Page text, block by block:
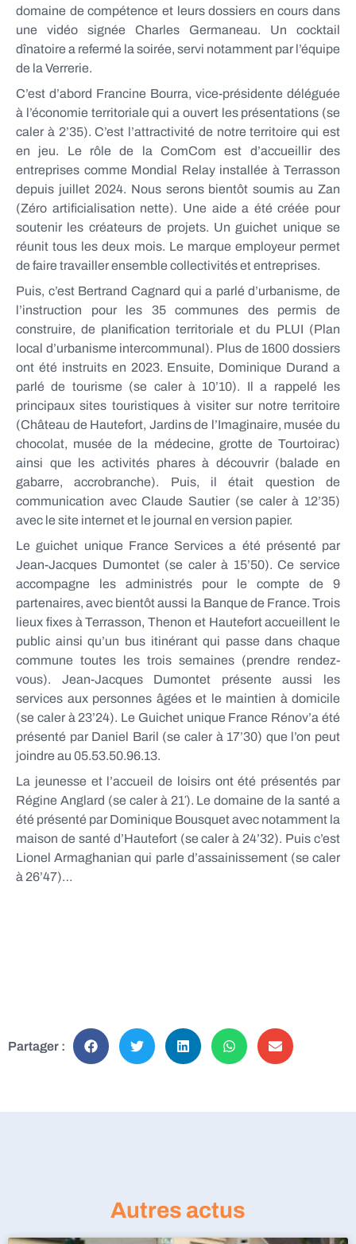
domaine de compétence et leurs dossiers en cours dans
une vidéo signée Charles Germaneau. Un cocktail
dînatoire a refermé la soirée, servi notamment par l’équipe
de la Verrerie.
C’est d’abord Francine Bourra, vice-présidente déléguée
à l’économie territoriale qui a ouvert les présentations (se
caler à 2’35). C’est l’attractivité de notre territoire qui est
en jeu. Le rôle de la ComCom est d’accueillir des
entreprises comme Mondial Relay installée à Terrasson
depuis juillet 2024. Nous serons bientôt soumis au Zan
(Zéro artificialisation nette). Une aide a été créée pour
soutenir les créateurs de projets. Un guichet unique se
réunit tous les deux mois. Le marque employeur permet
de faire travailler ensemble collectivités et entreprises.
Puis, c’est Bertrand Cagnard qui a parlé d’urbanisme, de
l’instruction pour les 35 communes des permis de
construire, de planification territoriale et du PLUI (Plan
local d’urbanisme intercommunal). Plus de 1600 dossiers
ont été instruits en 2023. Ensuite, Dominique Durand a
parlé de tourisme (se caler à 10’10). Il a rappelé les
principaux sites touristiques à visiter sur notre territoire
(Château de Hautefort, Jardins de l’Imaginaire, musée du
chocolat, musée de la médecine, grotte de Tourtoirac)
ainsi que les activités phares à découvrir (balade en
gabarre, accrobranche). Puis, il était question de
communication avec Claude Sautier (se caler à 12’35)
avec le site internet et le journal en version papier.
Le guichet unique France Services a été présenté par
Jean-Jacques Dumontet (se caler à 15’50). Ce service
accompagne les administrés pour le compte de 9
partenaires, avec bientôt aussi la Banque de France. Trois
lieux fixes à Terrasson, Thenon et Hautefort accueillent le
public ainsi qu’un bus itinérant qui passe dans chaque
commune toutes les trois semaines (prendre rendez-
vous). Jean-Jacques Dumontet présente aussi les
services aux personnes âgées et le maintien à domicile
(se caler à 23’24). Le Guichet unique France Rénov’a été
présenté par Daniel Baril (se caler à 17’30) que l’on peut
joindre au 05.53.50.96.13.
La jeunesse et l’accueil de loisirs ont été présentés par
Régine Anglard (se caler à 21′). Le domaine de la santé a
été présenté par Dominique Bousquet avec notamment la
maison de santé d’Hautefort (se caler à 24’32). Puis c’est
Lionel Armaghanian qui parle d’assainissement (se caler
à 26’47)…
Partager :
Autres actus